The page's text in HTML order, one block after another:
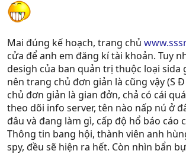
Mai đúng kế hoạch, trang chủ
cửa để anh em đăng kí tài khoản. Tuy
desigh của ban quản trị thuộc loại sida
nên trang chủ đơn giản là cũng vậy (S Đ
chủ đơn giản là gian đởn, chả có cái
theo dõi info server, tên nào nấp nú ở
đâu và đang làm gì, cấp độ hổ báo cáo
Thông tin bang hội, thành viên anh
spy, đều sẽ hiện ra hết. Còn nhìn bẩn